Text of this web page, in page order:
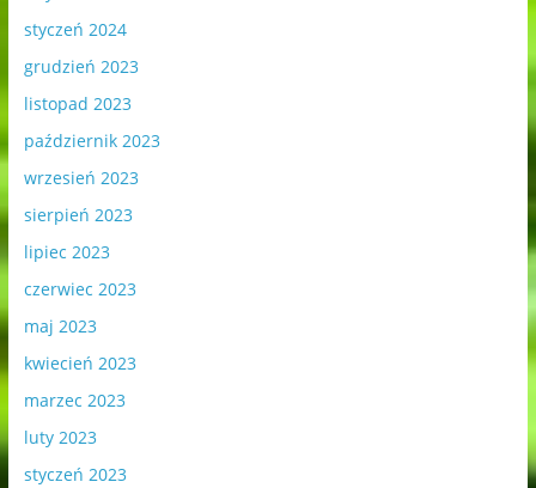
styczeń 2024
grudzień 2023
listopad 2023
październik 2023
wrzesień 2023
sierpień 2023
lipiec 2023
czerwiec 2023
maj 2023
kwiecień 2023
marzec 2023
luty 2023
styczeń 2023